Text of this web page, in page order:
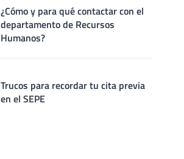
¿Cómo y para qué contactar con el
departamento de Recursos
Humanos?
Trucos para recordar tu cita previa
en el SEPE